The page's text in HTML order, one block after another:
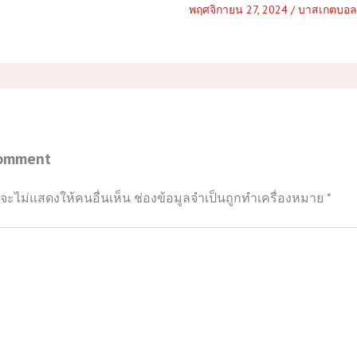
พฤศจิกายน 27, 2024 /บาสเกตบอล
ะไม่แสดงให้คนอื่นเห็น ช่องข้อมูลจำเป็นถูกทำเครื่องหมาย *